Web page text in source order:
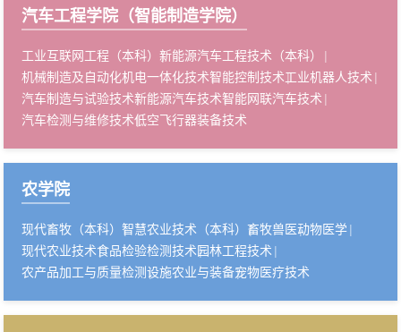
汽车工程学院（智能制造学院）
工业互联网工程（本科）新能源汽车工程技术（本科）
机械制造及自动化机电一体化技术智能控制技术工业机器人技术
汽车制造与试验技术新能源汽车技术智能网联汽车技术
汽车检测与维修技术低空飞行器装备技术
农学院
现代畜牧（本科）智慧农业技术（本科）畜牧兽医动物医学
现代农业技术食品检验检测技术园林工程技术
农产品加工与质量检测设施农业与装备宠物医疗技术